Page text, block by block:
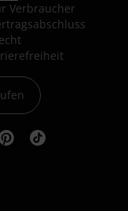
Verbraucher